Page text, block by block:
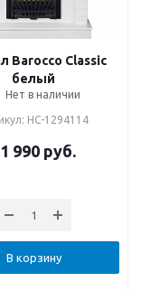
Barocco Classic
белый
Нет в наличии
НС-1294114
990 руб.
В корзину